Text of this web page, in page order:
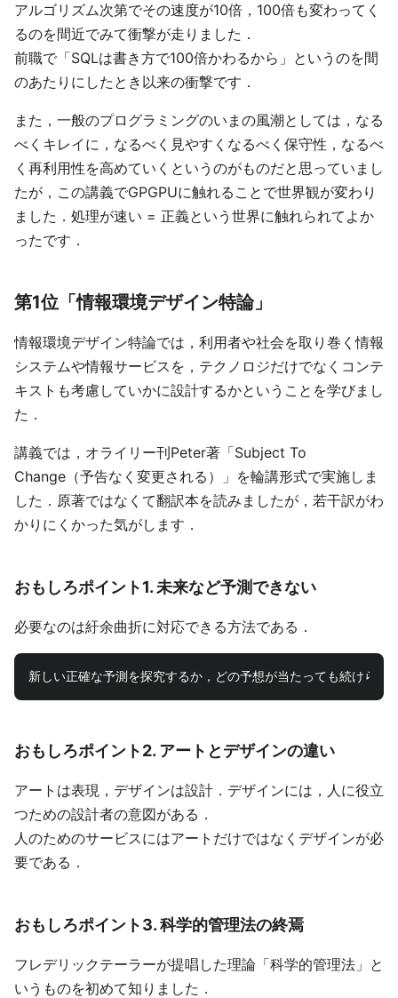
アルゴリズム次第でその速度が10倍，100倍も変わってく
るのを間近でみて衝撃が走りました．
前職で「SQLは書き方で100倍かわるから」というのを間
のあたりにしたとき以来の衝撃です．
また，一般のプログラミングのいまの風潮としては，なる
べくキレイに，なるべく見やすくなるべく保守性，なるべ
く再利用性を高めていくというのがものだと思っていまし
たが，この講義でGPGPUに触れることで世界観が変わり
ました．処理が速い = 正義という世界に触れられてよか
ったです．
第1位「情報環境デザイン特論」
情報環境デザイン特論では，利用者や社会を取り巻く情報
システムや情報サービスを，テクノロジだけでなくコンテ
キストも考慮していかに設計するかということを学びまし
た．
講義では，オライリー刊Peter著「Subject To
Change（予告なく変更される）」を輪講形式で実施しま
した．原著ではなくて翻訳本を読みましたが，若干訳がわ
かりにくかった気がします．
おもしろポイント1. 未来など予測できない
必要なのは紆余曲折に対応できる方法である．
おもしろポイント2. アートとデザインの違い
アートは表現，デザインは設計．デザインには，人に役立
つための設計者の意図がある．
人のためのサービスにはアートだけではなくデザインが必
要である．
おもしろポイント3. 科学的管理法の終焉
フレデリックテーラーが提唱した理論「科学的管理法」と
いうものを初めて知りました．